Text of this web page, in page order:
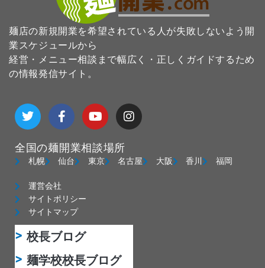
麺店の新規開業を希望されている人が失敗しないよう開
業スケジュールから
経営・メニュー相談まで幅広く・正しくガイドするため
の情報発信サイト。
T
w
i
t
e
F
a
c
b
o
k
-
f
Y
o
u
u
b
I
n
s
g
全国の麺開業相談場所
札幌 仙台 東京 名古屋 大阪 香川 福岡
運営会社
サイトポリシー
サイトマップ
校長ブログ
麺学校校長ブログ